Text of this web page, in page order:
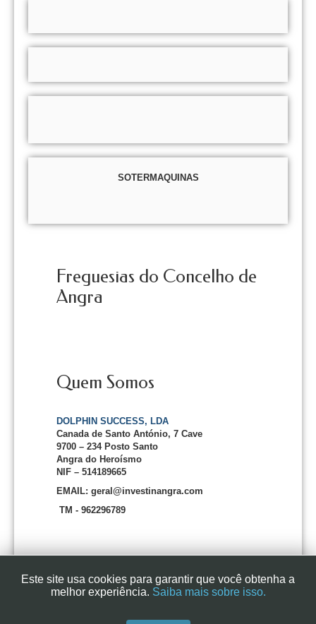
SOTERMAQUINAS
Freguesias do Concelho de
Angra
Quem Somos
DOLPHIN SUCCESS, LDA
Canada de Santo António, 7 Cave
9700 – 234 Posto Santo
Angra do Heroísmo
NIF – 514189665
EMAIL: geral@investinangra.com
TM - 962296789
Este site usa cookies para garantir que você obtenha a
melhor experiência. Saiba mais sobre isso.